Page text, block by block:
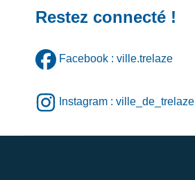
Restez connecté !
Facebook : ville.trelaze
Instagram : ville_de_trelaze